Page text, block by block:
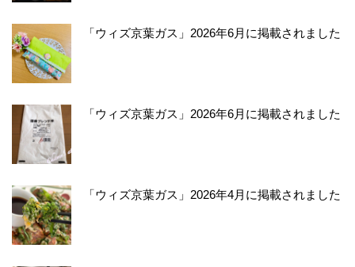
「ウィズ京葉ガス」2026年6月に掲載されました
「ウィズ京葉ガス」2026年6月に掲載されました
「ウィズ京葉ガス」2026年4月に掲載されました